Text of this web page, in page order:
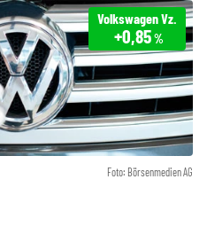
Foto: Börsenmedien AG
Volkswagen Vz.
+0,85%